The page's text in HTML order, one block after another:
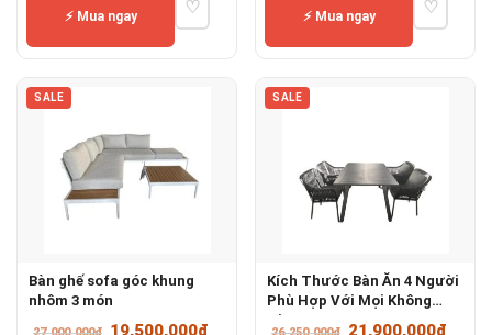
24,000,000₫.
⚡ Mua ngay ♡ ⚡ Mua ngay ♡
SALE
Bàn ghế sofa góc khung
nhôm 3 món
Giá
19,500,000₫Giá
SALE
Kích Thước Bàn Ăn 4 Người
Phù Hợp Với Mọi Không
Gian
Giá
21,900,000₫Giá